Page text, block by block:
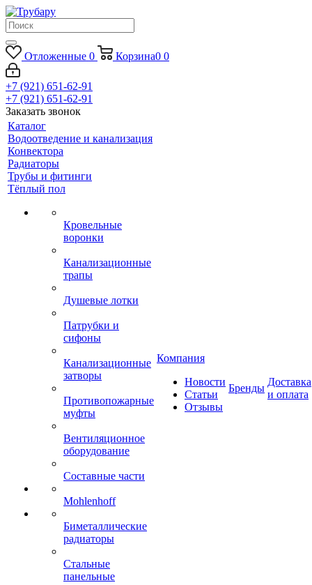
Отложенные 0 Корзина0 0
+7 (921) 651-62-91
+7 (921) 651-62-91
Заказать звонок
Каталог
Водоотведение и канализация
Конвектора
Радиаторы
Трубы и фитинги
Тёплый пол
Кровельные
воронки
Канализационные
трапы
Душевые лотки
Патрубки и
сифоны
Канализационные
затворы
Противопожарные
муфты
Вентиляционное
оборудование
Составные части
Mohlenhoff
Биметаллические
радиаторы
Стальные
панельные
Компания
Новости
Статьи
Отзывы
Бренды
Доставка
и оплата